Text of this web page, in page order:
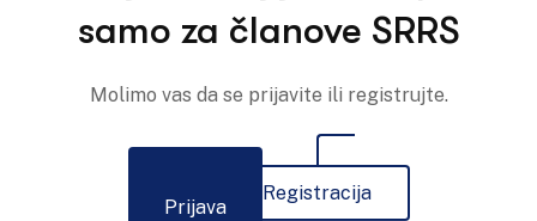
samo za članove SRRS
Molimo vas da se prijavite ili registrujte.
Prijava
Registracija